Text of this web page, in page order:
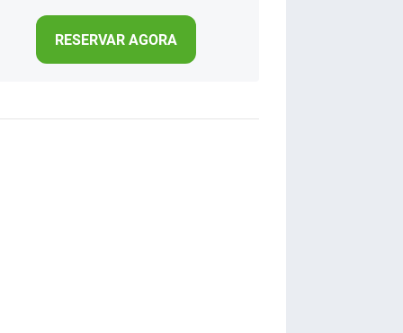
RESERVAR AGORA